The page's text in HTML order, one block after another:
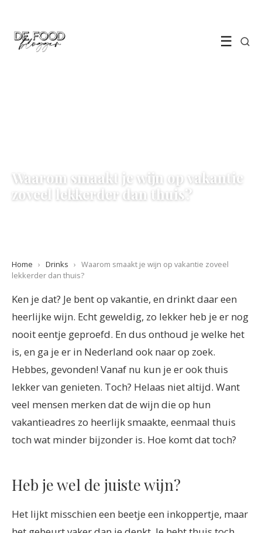
☰
Waarom smaakt je wijn op vakantie
zoveel lekkerder dan thuis?
Home › Drinks › Waarom smaakt je wijn op vakantie zoveel
lekkerder dan thuis?
Ken je dat? Je bent op vakantie, en drinkt daar een
heerlijke wijn. Echt geweldig, zo lekker heb je er nog
nooit eentje geproefd. En dus onthoud je welke het
is, en ga je er in Nederland ook naar op zoek.
Hebbes, gevonden! Vanaf nu kun je er ook thuis
lekker van genieten. Toch? Helaas niet altijd. Want
veel mensen merken dat de wijn die op hun
vakantieadres zo heerlijk smaakte, eenmaal thuis
toch wat minder bijzonder is. Hoe komt dat toch?
Heb je wel de juiste wijn?
Het lijkt misschien een beetje een inkoppertje, maar